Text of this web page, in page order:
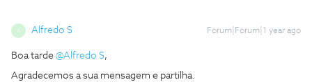
A Alfredo S Forum|Forum|1 year ago
Boa tarde ​ @Alfredo S,
Agradecemos a sua mensagem e partilha.